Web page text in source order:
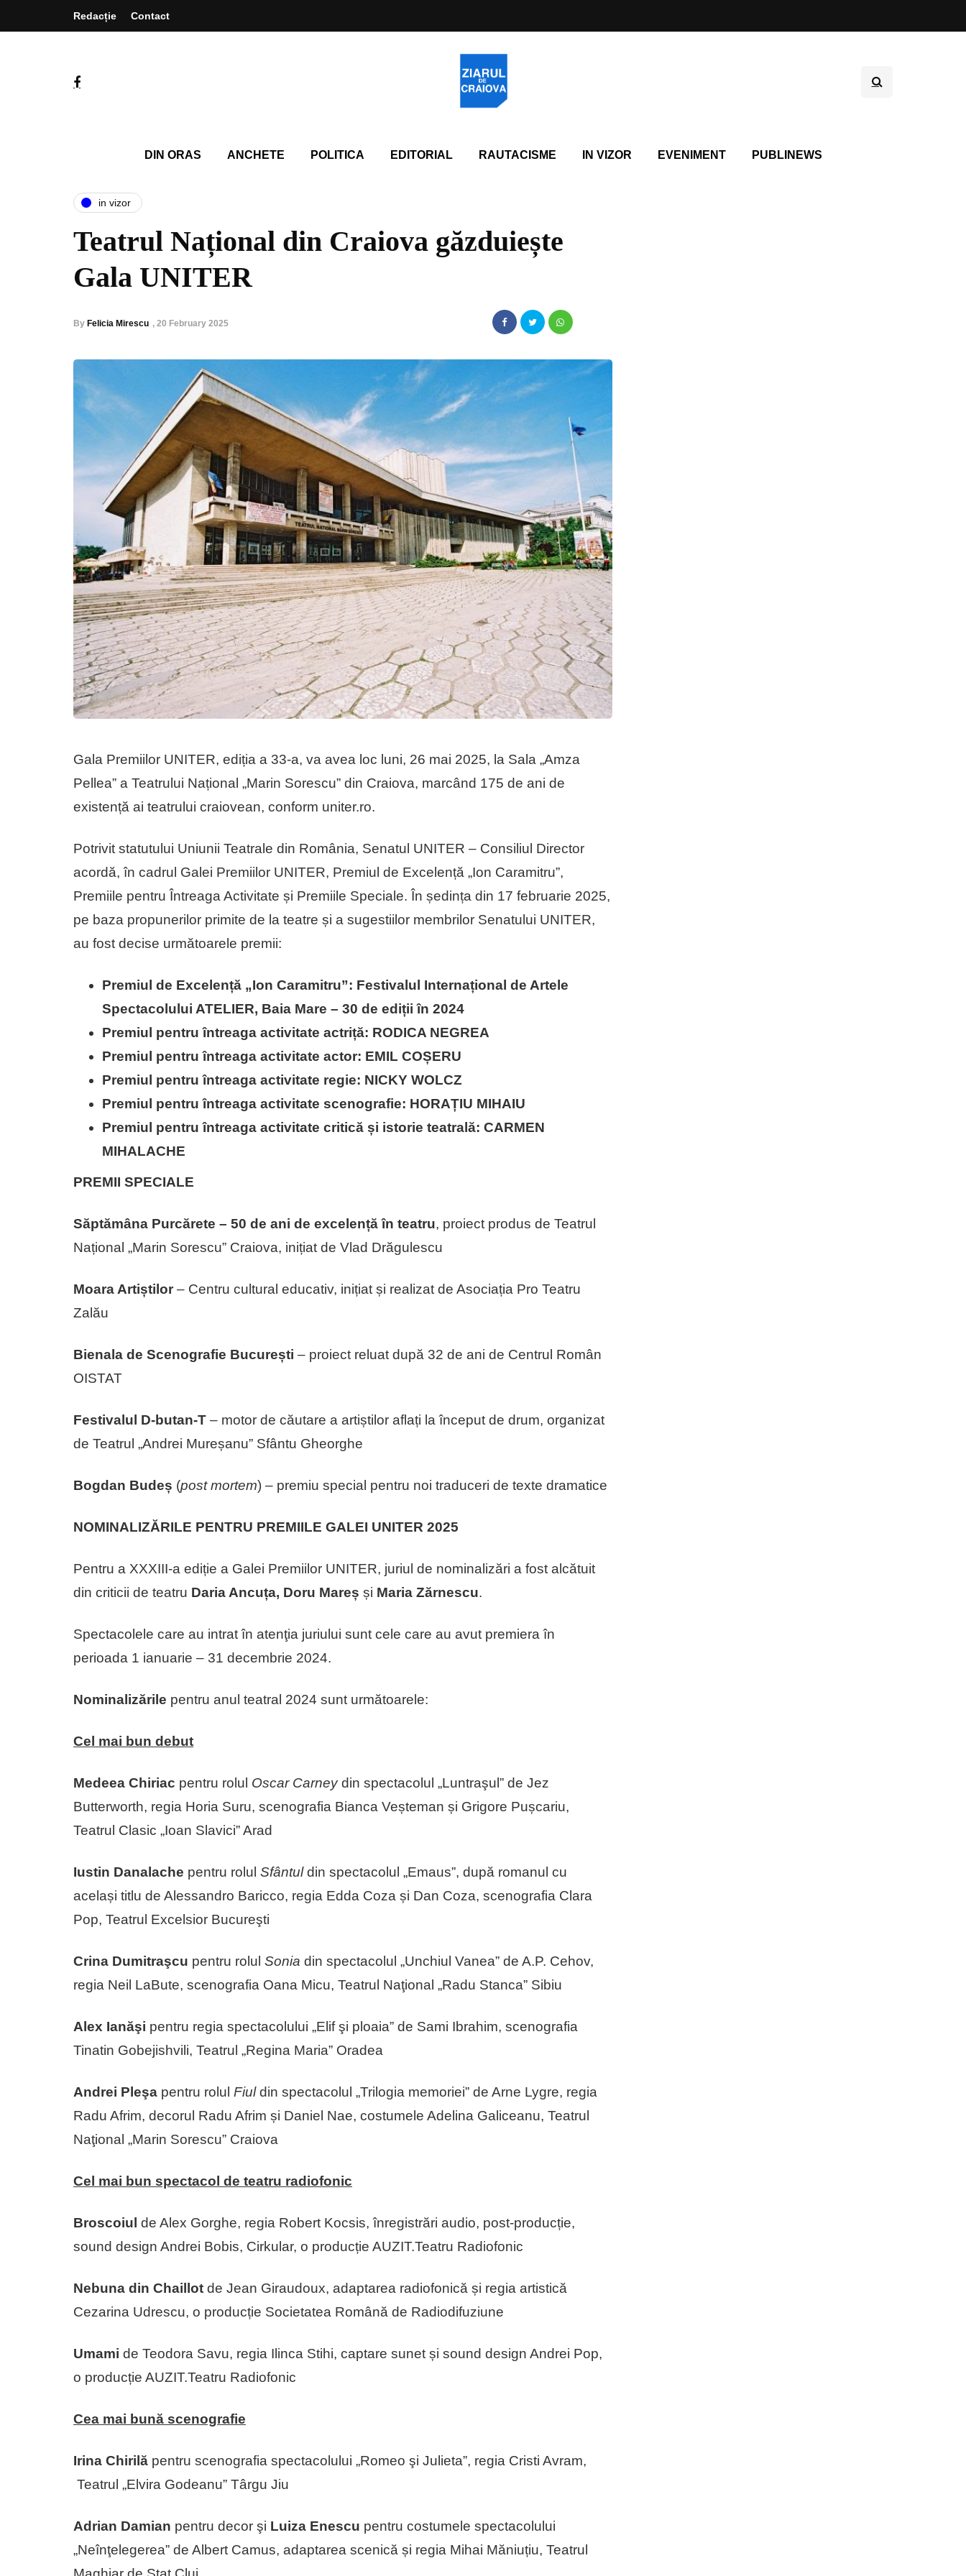
Redacție Contact
DIN ORAS ANCHETE POLITICA EDITORIAL RAUTACISME IN VIZOR EVENIMENT PUBLINEWS
in vizor
Teatrul Național din Craiova găzduiește
Gala UNITER
By Felicia Mirescu , 20 February 2025
Gala Premiilor UNITER, ediția a 33-a, va avea loc luni, 26 mai 2025, la Sala „Amza
Pellea” a Teatrului Național „Marin Sorescu” din Craiova, marcând 175 de ani de
existență ai teatrului craiovean, conform uniter.ro.
Potrivit statutului Uniunii Teatrale din România, Senatul UNITER – Consiliul Director
acordă, în cadrul Galei Premiilor UNITER, Premiul de Excelență „Ion Caramitru”,
Premiile pentru Întreaga Activitate și Premiile Speciale. În ședința din 17 februarie 2025,
pe baza propunerilor primite de la teatre și a sugestiilor membrilor Senatului UNITER,
au fost decise următoarele premii:
Premiul de Excelență „Ion Caramitru”: Festivalul Internațional de Artele
Spectacolului ATELIER, Baia Mare – 30 de ediții în 2024
Premiul pentru întreaga activitate actriță: RODICA NEGREA
Premiul pentru întreaga activitate actor: EMIL COȘERU
Premiul pentru întreaga activitate regie: NICKY WOLCZ
Premiul pentru întreaga activitate scenografie: HORAȚIU MIHAIU
Premiul pentru întreaga activitate critică și istorie teatrală: CARMEN
MIHALACHE
PREMII SPECIALE
Săptămâna Purcărete – 50 de ani de excelență în teatru, proiect produs de Teatrul
Național „Marin Sorescu” Craiova, inițiat de Vlad Drăgulescu
Moara Artiștilor – Centru cultural educativ, inițiat și realizat de Asociația Pro Teatru
Zalău
Bienala de Scenografie București – proiect reluat după 32 de ani de Centrul Român
OISTAT
Festivalul D-butan-T – motor de căutare a artiștilor aflați la început de drum, organizat
de Teatrul „Andrei Mureșanu” Sfântu Gheorghe
Bogdan Budeș (post mortem) – premiu special pentru noi traduceri de texte dramatice
NOMINALIZĂRILE PENTRU PREMIILE GALEI UNITER 2025
Pentru a XXXIII-a ediție a Galei Premiilor UNITER, juriul de nominalizări a fost alcătuit
din criticii de teatru Daria Ancuța, Doru Mareș și Maria Zărnescu.
Spectacolele care au intrat în atenţia juriului sunt cele care au avut premiera în
perioada 1 ianuarie – 31 decembrie 2024.
Nominalizările pentru anul teatral 2024 sunt următoarele:
Cel mai bun debut
Medeea Chiriac pentru rolul Oscar Carneydin spectacolul „Luntraşul” de Jez
Butterworth, regia Horia Suru, scenografia Bianca Veșteman și Grigore Pușcariu,
Teatrul Clasic „Ioan Slavici” Arad
Iustin Danalache pentru rolul Sfântuldin spectacolul „Emaus”, după romanul cu
același titlu de Alessandro Baricco, regia Edda Coza și Dan Coza, scenografia Clara
Pop, Teatrul Excelsior Bucureşti
Crina Dumitraşcu pentru rolul Sonia din spectacolul „Unchiul Vanea” de A.P. Cehov,
regia Neil LaBute, scenografia Oana Micu, Teatrul Naţional „Radu Stanca” Sibiu
Alex Ianăşi pentru regia spectacolului „Elif şi ploaia” de Sami Ibrahim, scenografia
Tinatin Gobejishvili, Teatrul „Regina Maria” Oradea
Andrei Pleşa pentru rolul Fiuldin spectacolul „Trilogia memoriei” de Arne Lygre, regia
Radu Afrim, decorul Radu Afrim și Daniel Nae, costumele Adelina Galiceanu, Teatrul
Naţional „Marin Sorescu” Craiova
Cel mai bun spectacol de teatru radiofonic
Broscoiul de Alex Gorghe, regia Robert Kocsis, înregistrări audio, post-producție,
sound design Andrei Bobis, Cirkular, o producție AUZIT.Teatru Radiofonic
Nebuna din Chaillot de Jean Giraudoux, adaptarea radiofonică și regia artistică
Cezarina Udrescu, o producție Societatea Română de Radiodifuziune
Umami de Teodora Savu, regia Ilinca Stihi, captare sunet și sound design Andrei Pop,
o producție AUZIT.Teatru Radiofonic
Cea mai bună scenografie
Irina Chirilă pentru scenografia spectacolului „Romeo şi Julieta”, regia Cristi Avram,
Teatrul „Elvira Godeanu” Târgu Jiu
Adrian Damian pentru decor şi Luiza Enescu pentru costumele spectacolului
„Neînţelegerea” de Albert Camus, adaptarea scenică și regia Mihai Măniuțiu, Teatrul